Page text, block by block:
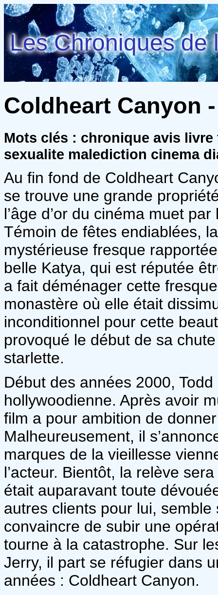
Les Chroniques de
Coldheart Canyon
Mots clés : chronique avis
sexualite malediction cinema
Au fin fond de Coldheart
se trouve une grande
l’âge d’or du cinéma muet
Témoin de fêtes endiablées,
mystérieuse fresque
belle Katya, qui est réputée
a fait déménager cette
monastère où elle était
inconditionnel pour cette
provoqué le début de sa
starlette.
Début des années 2000,
hollywoodienne. Après avoir
film a pour ambition de
Malheureusement, il
marques de la vieillesse
l’acteur. Bientôt, la relève
était auparavant toute
autres clients pour lui, semble
convaincre de subir une
tourne à la catastrophe. Sur
Jerry, il part se réfugier dans
années : Coldheart Canyon.